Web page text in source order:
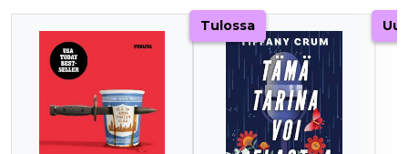
Tuoteluettelon alku
Tulossa